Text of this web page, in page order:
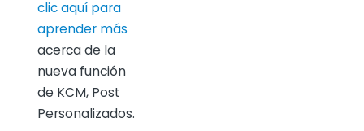
clic aquí para
aprender más
acerca de la
nueva función
de KCM, Post
Personalizados.